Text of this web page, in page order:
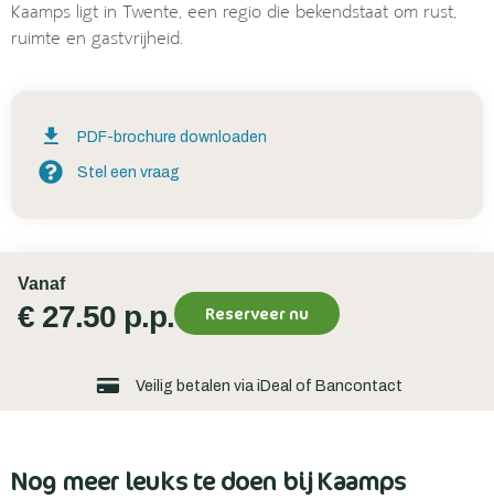
Kaamps ligt in Twente, een regio die bekendstaat om rust,
ruimte en gastvrijheid.
PDF-brochure downloaden
Stel een vraag
Vanaf
€ 27.50 p.p. Reserveer nu
Veilig betalen via iDeal of Bancontact
Nog meer leuks te doen bij Kaamps